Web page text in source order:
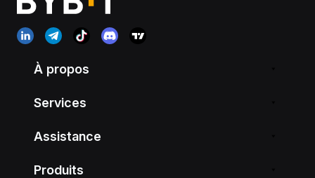
À propos
Services
Assistance
Produits